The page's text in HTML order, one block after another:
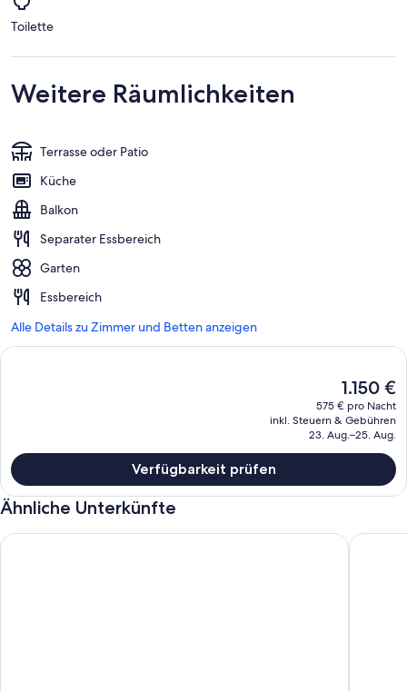
Toilette
Weitere Räumlichkeiten
Terrasse oder Patio
Küche
Balkon
Separater Essbereich
Garten
Essbereich
Alle Details zu Zimmer und Betten anzeigen
Der
aktuelle
Preis
beträgt
1.150 €.
1.150 €
575 € pro Nacht
inkl. Steuern & Gebühren
23. Aug.–25. Aug.
Verfügbarkeit prüfen
Ähnliche Unterkünfte
Waldrefugium mit Garten House